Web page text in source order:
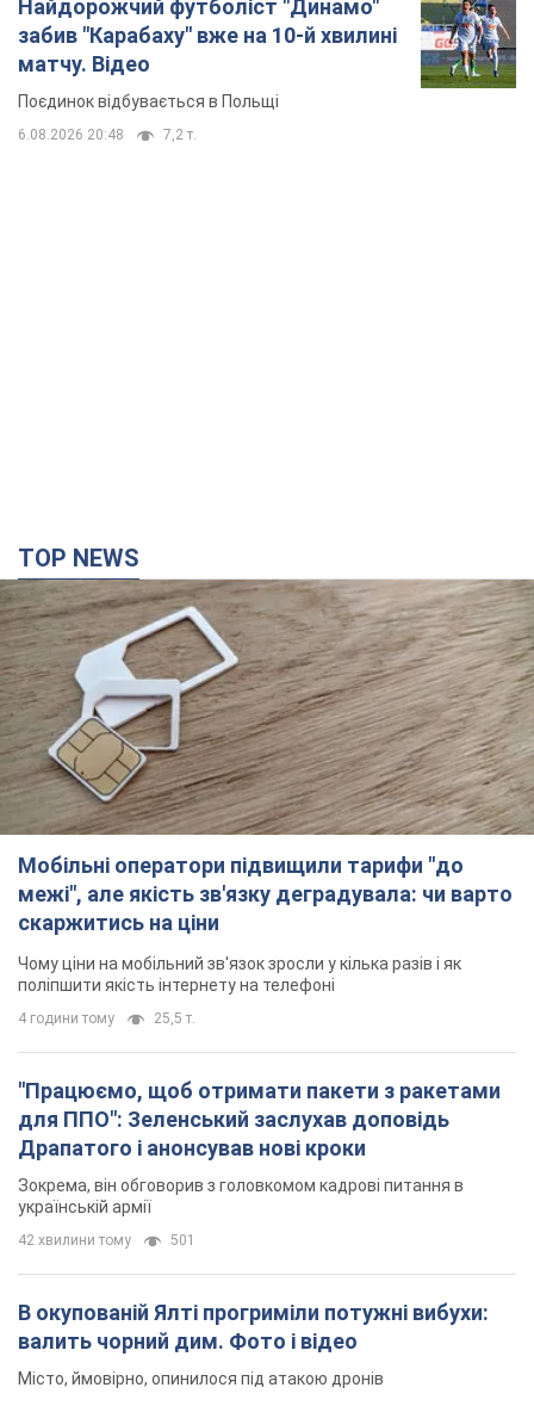
Мобільні оператори підвищили тарифи "до
межі", але якість зв'язку деградувала: чи варто
скаржитись на ціни
Чому ціни на мобільний зв'язок зросли у кілька разів і як
поліпшити якість інтернету на телефоні
4 години тому 25,5 т.
"Працюємо, щоб отримати пакети з ракетами
для ППО": Зеленський заслухав доповідь
Драпатого і анонсував нові кроки
українській армії
В окупованій Ялті прогриміли потужні вибухи:
валить чорний дим. Фото і відео
Місто, ймовірно, опинилося під атакою дронів
2 години тому